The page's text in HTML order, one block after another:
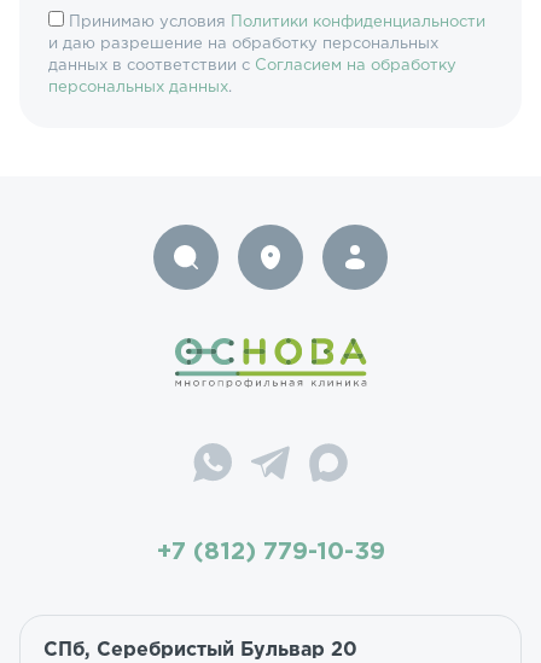
Принимаю условия
Политики конфиденциальности
и даю разрешение на обработку персональных
данных в соответствии с Согласием на обработку
персональных данных.
+7 (812) 779-10-39
СПб, Серебристый Бульвар 20